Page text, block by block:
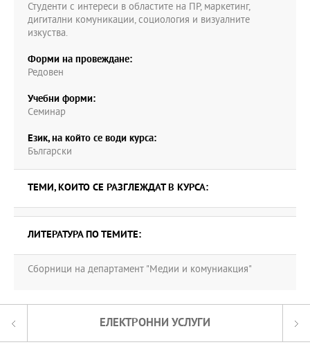
Студенти с интереси в областите на ПР, маркетинг,
дигитални комуникации, социология и визуалните
изкуства.
Форми на провеждане:
Редовен
Учебни форми:
Семинар
Език, на който се води курса:
Български
ТЕМИ, КОИТО СЕ РАЗГЛЕЖДАТ В КУРСА:
ЛИТЕРАТУРА ПО ТЕМИТЕ:
Сборници на департамент "Медии и комуниакция"
ЕЛЕКТРОННИ УСЛУГИ